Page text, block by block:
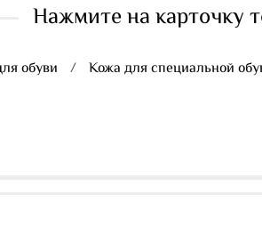
Нажмите на карточку
обуви Кожа для специальной